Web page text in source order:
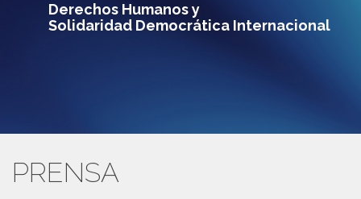
Derechos Humanos y
Solidaridad Democrática Internacional
PRENSA